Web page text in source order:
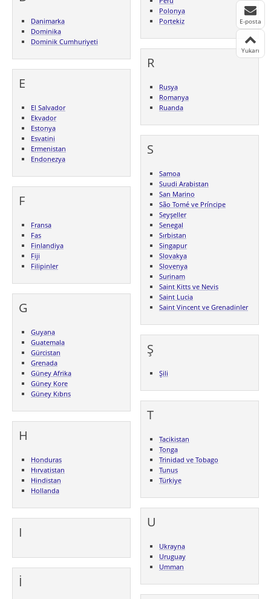
Danimarka
Dominika
Dominik Cumhuriyeti
E
El Salvador
Ekvador
Estonya
Esvatini
Ermenistan
Endonezya
F
Fransa
Fas
Finlandiya
Fiji
Filipinler
G
Guyana
Guatemala
Gürcistan
Grenada
Güney Afrika
Güney Kore
Güney Kıbrıs
H
Honduras
Hırvatistan
Hindistan
Hollanda
I
İ
Polonya
Portekiz
R
Rusya
Romanya
Ruanda
S
Samoa
Suudi Arabistan
San Marino
São Tomé ve Príncipe
Seyşeller
Senegal
Sırbistan
Singapur
Slovakya
Slovenya
Surinam
Saint Kitts ve Nevis
Saint Lucia
Saint Vincent ve Grenadinler
Ş
Şili
T
Tacikistan
Tonga
Trinidad ve Tobago
Tunus
Türkiye
U
Ukrayna
Uruguay
Umman
E-posta
Yukarı